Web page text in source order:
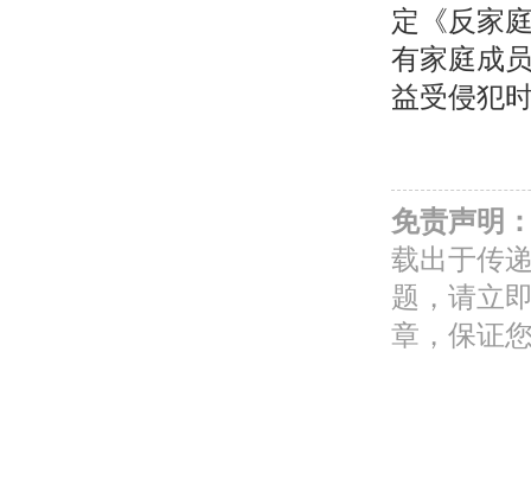
定《反家
有家庭成
益受侵犯
免责声明
载出于传
题，请立
章，保证